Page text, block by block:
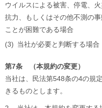
ウイルスによる被害、停電、
抗力、もしくはその他不測の
ことが困難である場合
(3) 当社が必要と判断する場合
第7条 （本規約の変更）
当社は、民法第548条の4の規
きるものとします。